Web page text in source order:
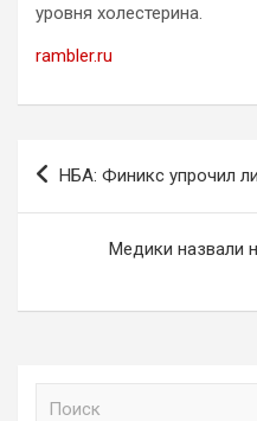
уровня холестерина.
rambler.ru
Навигация
записям
НБА: Финикс упрочил
Медики назвали